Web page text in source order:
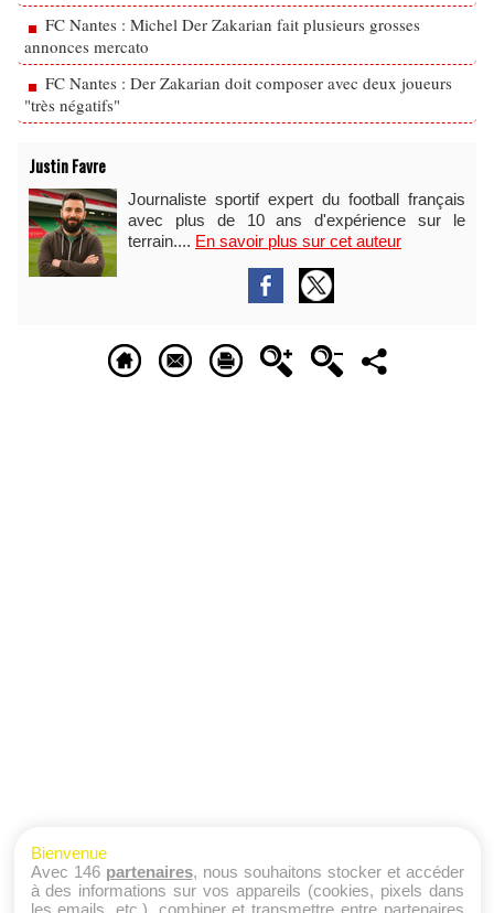
FC Nantes : Michel Der Zakarian fait plusieurs grosses
annonces mercato
FC Nantes : Der Zakarian doit composer avec deux joueurs
"très négatifs"
Justin Favre
Journaliste sportif expert du football français
avec plus de 10 ans d'expérience sur le
terrain.... En savoir plus sur cet auteur
Bienvenue
Avec 146 partenaires, nous souhaitons stocker et accéder
à des informations sur vos appareils (cookies, pixels dans
les emails, etc.), combiner et transmettre entre partenaires